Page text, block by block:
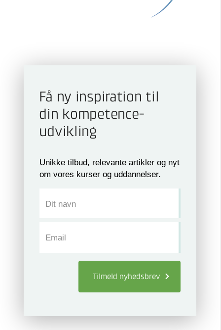
Få ny inspiration til
din kompetence­
udvikling
Unikke tilbud, relevante artikler og nyt
om vores kurser og uddannelser.
Dit navn
Email
Tilmeld nyhedsbrev